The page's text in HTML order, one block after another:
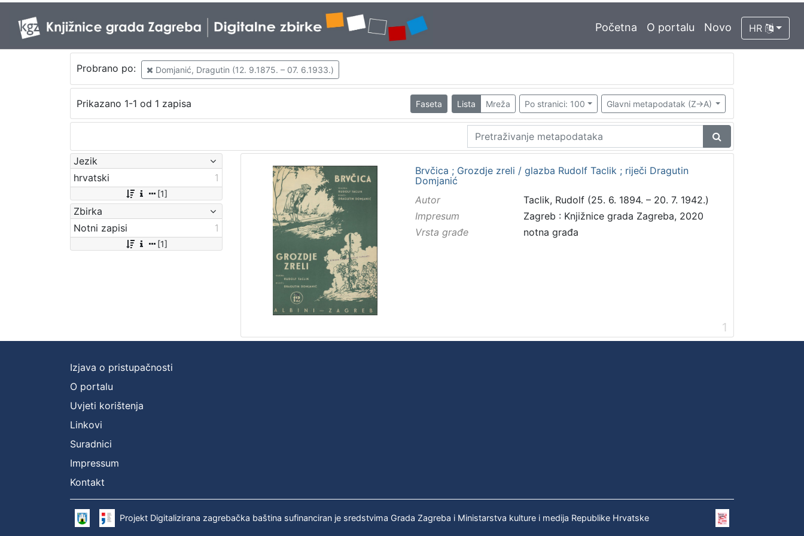
Početna O portalu Novo HR
Probrano po: Domjanić, Dragutin (12. 9.1875. – 07. 6.1933.)
Prikazano 1-1 od 1 zapisa Faseta Lista Mreža Po stranici: 100 Glavni metapodatak (Z->A)
Jezik
hrvatski
1
[1]
Zbirka
Notni zapisi
1
[1]
Brvčica ; Grozdje zreli / glazba Rudolf Taclik ; riječi Dragutin
Domjanić
Autor
Taclik, Rudolf (25. 6. 1894. – 20. 7. 1942.)
Impresum
Zagreb : Knjižnice grada Zagreba, 2020
Vrsta građe
notna građa
1
Izjava o pristupačnosti
O portalu
Uvjeti korištenja
Linkovi
Suradnici
Impressum
Kontakt
Projekt Digitalizirana zagrebačka baština sufinanciran je sredstvima Grada Zagreba i Ministarstva kulture i medija Republike Hrvatske